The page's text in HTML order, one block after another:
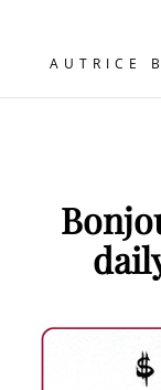
AUTRICE